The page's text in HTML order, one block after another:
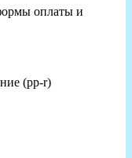
оплаты и
(рр-r)